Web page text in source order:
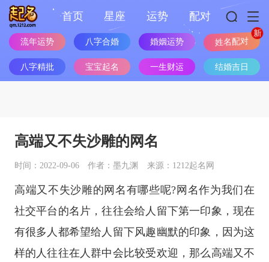
首页 星座 运势 配对
流年运势 八字合婚 婚姻运势 姓名配对
八字精批 宝宝起名 一生财运 结婚吉日
高端又不失沙雕的网名
时间：2022-09-06 作者：墨九渊 来源：1212起名网
高端又不失沙雕的网名有哪些呢?网名作为我们在
社交平台的名片，往往会给人留下第一印象，现在
有很多人都希望给人留下风趣幽默的印象，因为这
样的人往往在人群中会比较受欢迎，那么高端又不